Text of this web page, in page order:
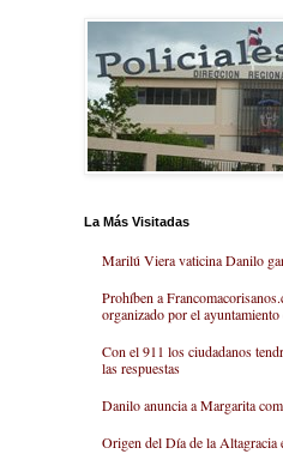
La Más Visitadas
Marilú Viera vaticina Danilo
Prohíben a
organizado por el
Con el 911 los ciudadanos
las respuestas
Danilo anuncia a Margarita
Origen del Día de la Altagracia